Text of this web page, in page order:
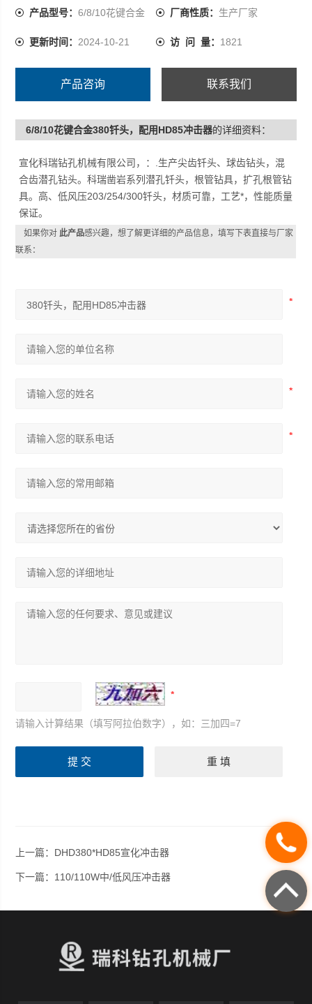
产品型号：6/8/10花键合金 厂商性质： 生产厂家
更新时间： 2024-10-21 访 问 量： 1821
产品咨询 联系我们
6/8/10花键合金380钎头，配用HD85冲击器的详细资料：
宣化科瑞钻孔机械有限公司，：.生产尖齿钎头、球齿钻头，混
合齿潜孔钻头。科瑞凿岩系列潜孔钎头，根管钻具，扩孔根管钻
具。高、低风压203/254/300钎头，材质可靠，工艺*，性能质量
保证。
如果你对此产品感兴趣，想了解更详细的产品信息，填写下表直接与厂家
联系：
请输入计算结果（填写阿拉伯数字），如：三加四=7
上一篇： DHD380*HD85宣化冲击器
下一篇： 110/110W中/低风压冲击器